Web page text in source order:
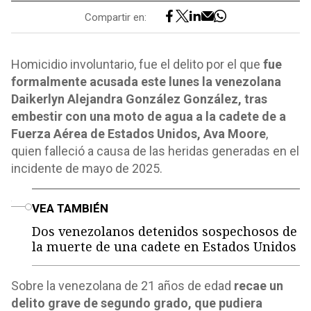
Compartir en:
Homicidio involuntario, fue el delito por el que fue
formalmente acusada este lunes la venezolana
Daikerlyn Alejandra González González, tras
embestir con una moto de agua a la cadete de a
Fuerza Aérea de Estados Unidos, Ava Moore,
quien falleció a causa de las heridas generadas en el
incidente de mayo de 2025.
VEA TAMBIÉN
Dos venezolanos detenidos sospechosos de
la muerte de una cadete en Estados Unidos
Sobre la venezolana de 21 años de edad recae un
delito grave de segundo grado, que pudiera